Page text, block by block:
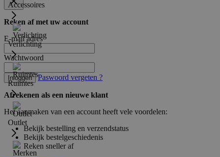
Accessoires
Verlichting
Ruimtes
Outlet
Reken af met uw account
E-mail adres
Wachtwoord
Inloggen Paswoord vergeten ?
Afrekenen als een nieuwe klant
Het aanmaken van een account heeft vele voordelen:
Bekijk bestelling en verzendstatus
Bekijk bestelgeschiedenis
Reken sneller af